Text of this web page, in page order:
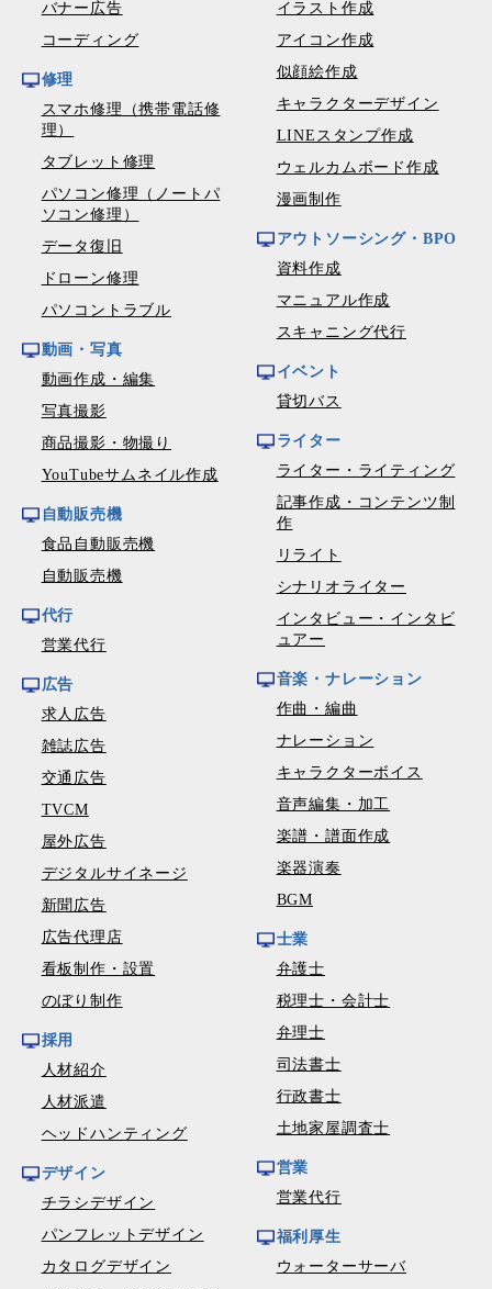
バナー広告
コーディング
修理
スマホ修理（携帯電話修
理）
タブレット修理
パソコン修理（ノートパ
ソコン修理）
データ復旧
ドローン修理
パソコントラブル
動画・写真
動画作成・編集
写真撮影
商品撮影・物撮り
YouTubeサムネイル作成
自動販売機
食品自動販売機
自動販売機
代行
営業代行
広告
求人広告
雑誌広告
交通広告
TVCM
屋外広告
デジタルサイネージ
新聞広告
広告代理店
看板制作・設置
のぼり制作
採用
人材紹介
人材派遣
ヘッドハンティング
デザイン
チラシデザイン
パンフレットデザイン
カタログデザイン
イラスト作成
アイコン作成
似顔絵作成
キャラクターデザイン
LINEスタンプ作成
ウェルカムボード作成
漫画制作
アウトソーシング・BPO
資料作成
マニュアル作成
スキャニング代行
イベント
貸切バス
ライター
ライター・ライティング
記事作成・コンテンツ制
作
リライト
シナリオライター
インタビュー・インタビ
ュアー
音楽・ナレーション
作曲・編曲
ナレーション
キャラクターボイス
音声編集・加工
楽譜・譜面作成
楽器演奏
BGM
士業
弁護士
税理士・会計士
弁理士
司法書士
行政書士
土地家屋調査士
営業
営業代行
福利厚生
ウォーターサーバ